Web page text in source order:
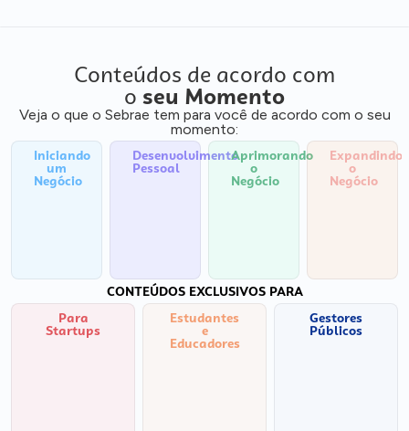
Conteúdos de acordo com
o seu Momento
Veja o que o Sebrae tem para você de acordo com o seu
momento:
Iniciando
um
Negócio
Desenvolvimento
Pessoal
Aprimorando
o
Negócio
Expandindo
o
Negócio
CONTEÚDOS EXCLUSIVOS PARA
Para
Startups
Estudantes
e
Educadores
Gestores
Públicos